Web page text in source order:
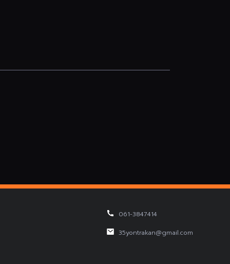
061-3847414
35yontrakan@gmail.com